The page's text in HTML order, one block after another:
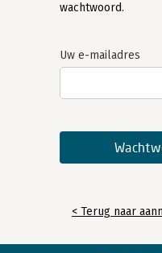
wachtwoord.
Uw e-mailadres
< Terug naar